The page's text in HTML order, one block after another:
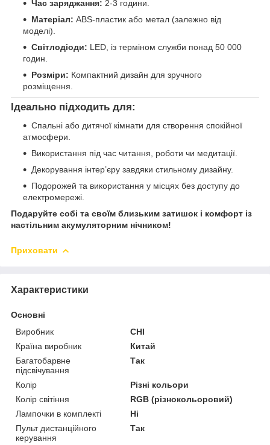
Час заряджання: 2-3 години.
Матеріал: ABS-пластик або метал (залежно від
моделі).
Світлодіоди: LED, із терміном служби понад 50 000
годин.
Розміри: Компактний дизайн для зручного
розміщення.
Ідеально підходить для:
Спальні або дитячої кімнати для створення спокійної
атмосфери.
Використання під час читання, роботи чи медитації.
Декорування інтер’єру завдяки стильному дизайну.
Подорожей та використання у місцях без доступу до
електромережі.
Подаруйте собі та своїм близьким затишок і комфорт із
настільним акумуляторним нічником!
Приховати
Характеристики
Основні
Виробник
CHI
Країна виробник
Китай
Багатобарвне
підсвічування
Так
Колір
Різні кольори
Колір світіння
RGB (різнокольоровий)
Лампочки в комплекті
Ні
Пульт дистанційного
керування
Так